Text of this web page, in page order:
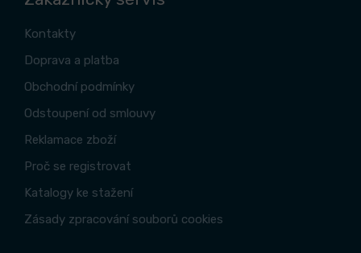
Kontakty
Doprava a platba
Obchodní podmínky
Odstoupení od smlouvy
Reklamace zboží
Proč se registrovat
Katalogy ke stažení
Zásady zpracování souborů cookies